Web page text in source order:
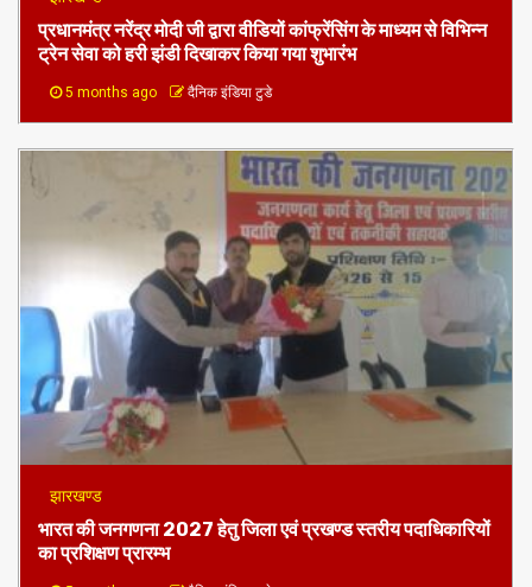
प्रधानमंत्र नरेंद्र मोदी जी द्वारा वीडियों कांफ्रेंसिंग के माध्यम से विभिन्न
ट्रेन सेवा को हरी झंडी दिखाकर किया गया शुभारंभ
5 months ago दैनिक इंडिया टुडे
झारखण्ड
भारत की जनगणना 2027 हेतु जिला एवं प्रखण्ड स्तरीय पदाधिकारियों
का प्रशिक्षण प्रारम्भ